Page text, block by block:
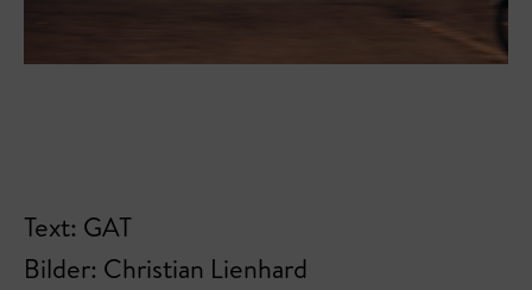
Text: GAT
Bilder: Christian Lienhard